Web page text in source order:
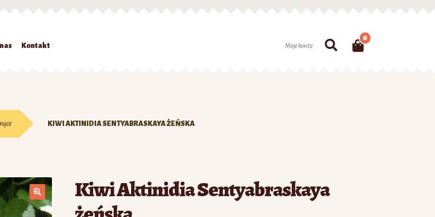
Kontakt Moje konto
Szukaj 0
KIWI AKTINIDIA SENTYABRASKAYA ŻEŃSKA
Kiwi Aktinidia Sentyabraskaya